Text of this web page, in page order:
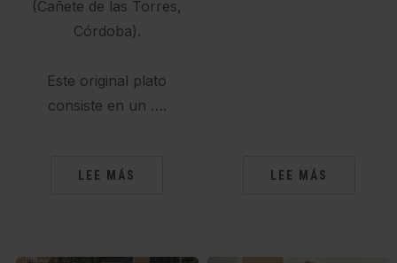
(Cañete de las Torres,
Córdoba).
Este original plato
consiste en un ….
LEE MÁS LEE MÁS